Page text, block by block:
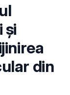
și
din